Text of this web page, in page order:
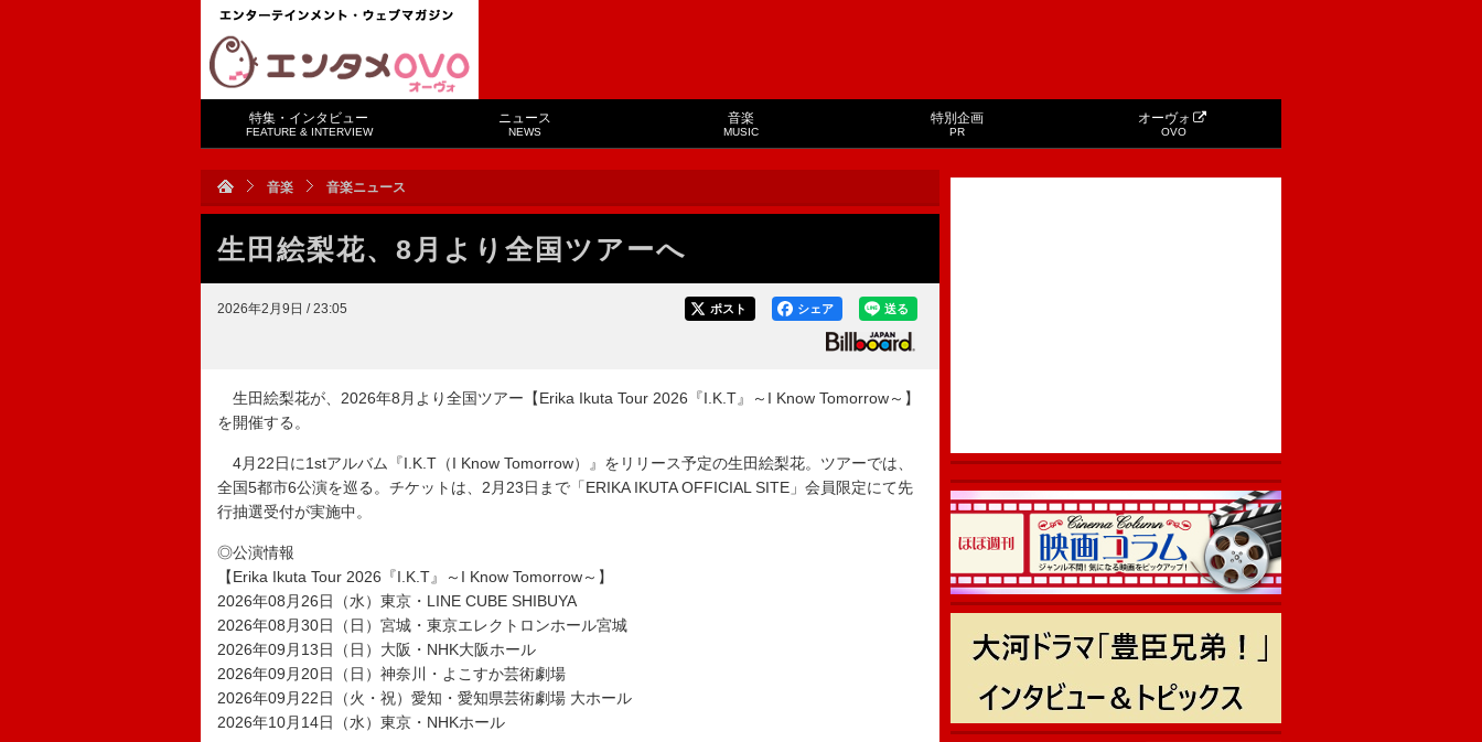
特集・インタビュー
FEATURE & INTERVIEW
ニュース
NEWS
音楽
MUSIC
特別企画
PR
オーヴォ
OVO
音楽 音楽ニュース
生田絵梨花、8月より全国ツアーへ
2026年2月9日 / 23:05 送る
シェア
ポスト
生田絵梨花が、2026年8月より全国ツアー【Erika Ikuta Tour 2026『I.K.T』～I Know Tomorrow～】
を開催する。
4月22日に1stアルバム『I.K.T（I Know Tomorrow）』をリリース予定の生田絵梨花。ツアーでは、
全国5都市6公演を巡る。チケットは、2月23日まで「ERIKA IKUTA OFFICIAL SITE」会員限定にて先
行抽選受付が実施中。
◎公演情報
【Erika Ikuta Tour 2026『I.K.T』～I Know Tomorrow～】
2026年08月26日（水）東京・LINE CUBE SHIBUYA
2026年08月30日（日）宮城・東京エレクトロンホール宮城
2026年09月13日（日）大阪・NHK大阪ホール
2026年09月20日（日）神奈川・よこすか芸術劇場
2026年09月22日（火・祝）愛知・愛知県芸術劇場 大ホール
2026年10月14日（水）東京・NHKホール